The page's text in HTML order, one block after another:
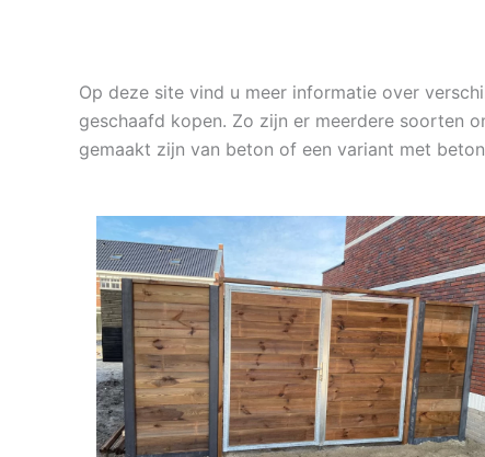
Op deze site vind u meer informatie over
geschaafd kopen. Zo zijn er meerdere soorten
gemaakt zijn van beton of een variant met